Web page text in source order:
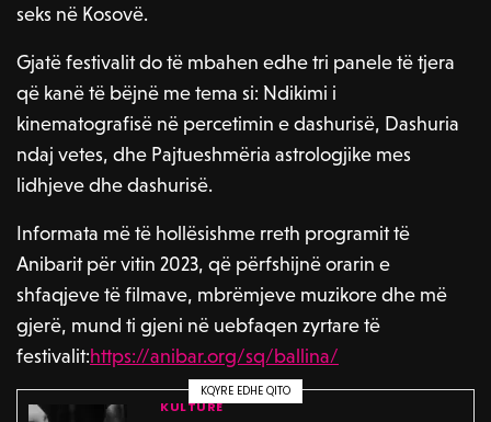
seks në Kosovë.
Gjatë festivalit do të mbahen edhe tri panele të tjera
që kanë të bëjnë me tema si: Ndikimi i
kinematografisë në percetimin e dashurisë, Dashuria
ndaj vetes, dhe Pajtueshmëria astrologjike mes
lidhjeve dhe dashurisë.
Informata më të hollësishme rreth programit të
Anibarit për vitin 2023, që përfshijnë orarin e
shfaqjeve të filmave, mbrëmjeve muzikore dhe më
gjerë, mund ti gjeni në uebfaqen zyrtare të
festivalit:https://anibar.org/sq/ballina/
KQYRE EDHE QITO
KULTURË